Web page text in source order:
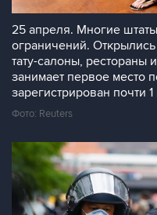
25 апреля. Многие
ограничений.
тату-салоны, рестораны
занимает первое место
зарегистрирован почти
Фото: Reuters